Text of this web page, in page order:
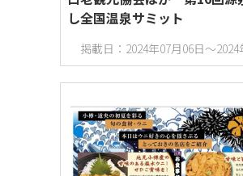
し全国温泉サミット
掲載日：2024年07月06日～2024